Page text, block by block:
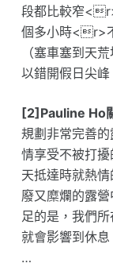
段都比較窄
個多小時<r>
（塞車塞到天
以錯開假日尖峰
[2]Pauline Ho
規劃非常完善
情享受不被打
天抵達時就熱
廢又糜爛的露
足的是，我們
就會影響到休
…